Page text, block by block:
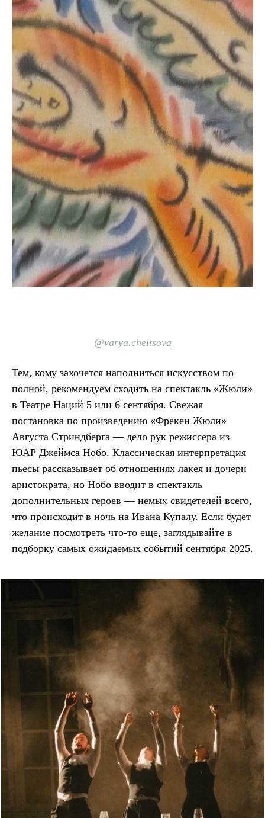
@varya.cheltsova
Тем, кому захочется наполниться искусством по
полной, рекомендуем сходить на спектакль «Жюли»
в Театре Наций 5 или 6 сентября. Свежая
постановка по произведению «Фрекен Жюли»
Августа Стриндберга — дело рук режиссера из
ЮАР Джеймса Нобо. Классическая интерпретация
пьесы рассказывает об отношениях лакея и дочери
аристократа, но Нобо вводит в спектакль
дополнительных героев — немых свидетелей всего,
что происходит в ночь на Ивана Купалу. Если будет
желание посмотреть что-то еще, заглядывайте в
подборку самых ожидаемых событий сентября 2025.